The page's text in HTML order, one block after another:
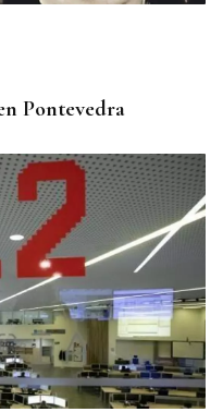
Pontevedra